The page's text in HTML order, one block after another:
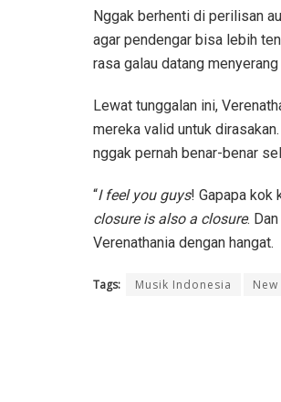
Nggak berhenti di perilisan
agar pendengar bisa lebih
rasa galau datang
Lewat tunggalan ini,
mereka valid untuk
nggak pernah benar-benar
“I feel you guys! Gapapa kok
closure is also a closure.
Verenathania dengan hangat.
Tags: Musik Indonesia New